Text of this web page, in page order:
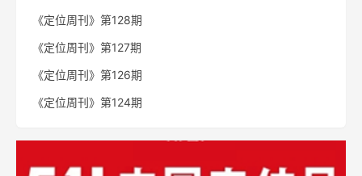
《定位周刊》第128期
《定位周刊》第127期
《定位周刊》第126期
《定位周刊》第124期